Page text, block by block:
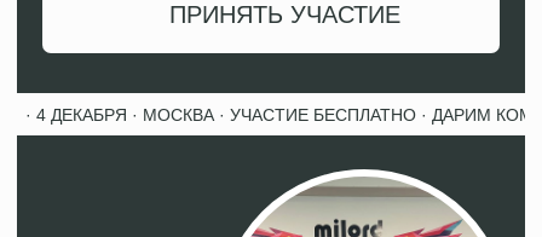
Оферта
+7 (985) 039-00-10
⠀⠀⠀ПОДПИСАТЬСЯ